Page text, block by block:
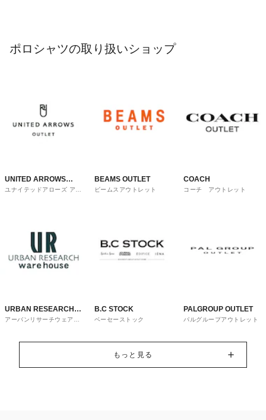
ポロシャツの取り扱いショップ
UNITED ARROWS
OUTLET
ユナイテッドアローズ アウ
BEAMS OUTLET
ビームスアウトレット
COACH
コーチ アウトレット
URBAN RESEARCH
ware house
アーバンリサーチウェアハ
B.C STOCK
ベーセーストック
PALGROUP OUTLET
パルグループアウトレット
もっと見る